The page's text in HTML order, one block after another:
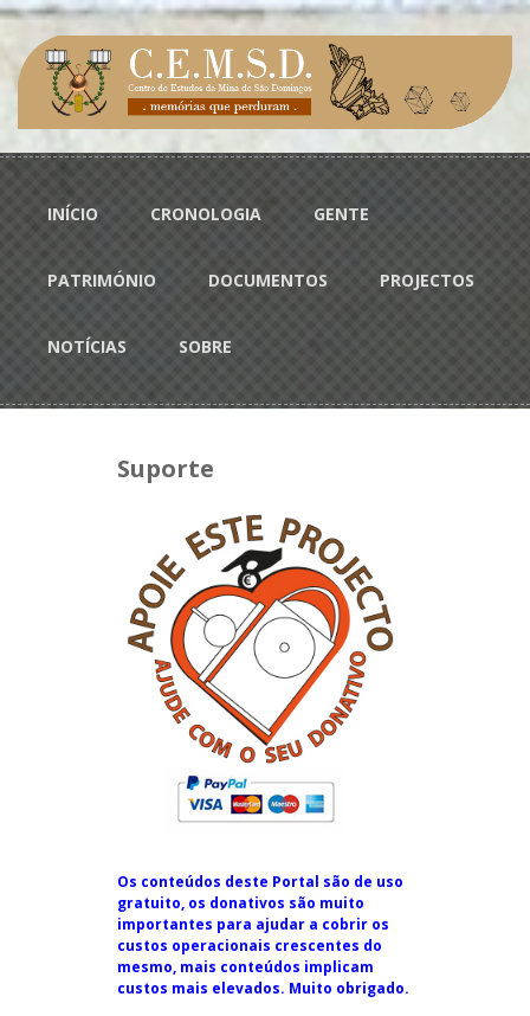
Passar para o conteúdo principal
Menu principal
INÍCIO CRONOLOGIA GENTE
PATRIMÓNIO DOCUMENTOS PROJECTOS
NOTÍCIAS SOBRE
Suporte
Os conteúdos deste Portal são de uso
gratuito, os donativos são muito
importantes para ajudar a cobrir os
custos operacionais crescentes do
mesmo, mais conteúdos implicam
custos mais elevados. Muito obrigado.